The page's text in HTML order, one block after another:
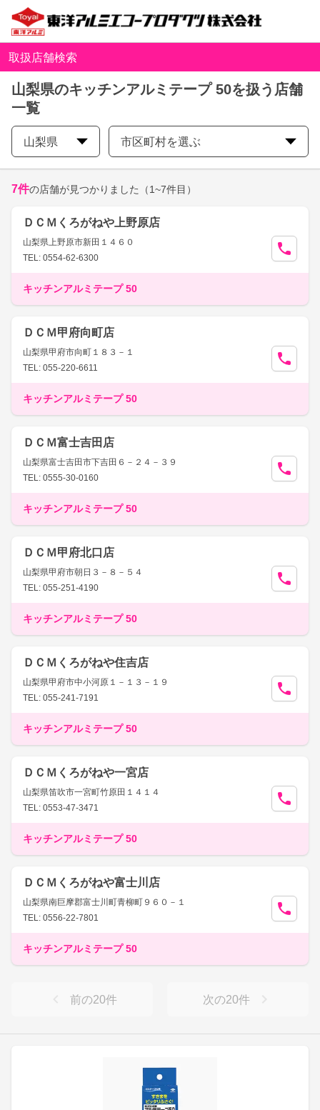
取扱店舗検索
山梨県のキッチンアルミテープ 50を扱う店舗
一覧
山梨県 市区町村を選ぶ
7件の店舗が見つかりました （1~7件目）
ＤＣＭくろがねや上野原店
山梨県上野原市新田１４６０
TEL: 0554-62-6300
キッチンアルミテープ 50
ＤＣＭ甲府向町店
山梨県甲府市向町１８３－１
TEL: 055-220-6611
キッチンアルミテープ 50
ＤＣＭ富士吉田店
山梨県富士吉田市下吉田６－２４－３９
TEL: 0555-30-0160
キッチンアルミテープ 50
ＤＣＭ甲府北口店
山梨県甲府市朝日３－８－５４
TEL: 055-251-4190
キッチンアルミテープ 50
ＤＣＭくろがねや住吉店
山梨県甲府市中小河原１－１３－１９
TEL: 055-241-7191
キッチンアルミテープ 50
ＤＣＭくろがねや一宮店
山梨県笛吹市一宮町竹原田１４１４
TEL: 0553-47-3471
キッチンアルミテープ 50
ＤＣＭくろがねや富士川店
山梨県南巨摩郡富士川町青柳町９６０－１
TEL: 0556-22-7801
キッチンアルミテープ 50
前の20件 次の20件